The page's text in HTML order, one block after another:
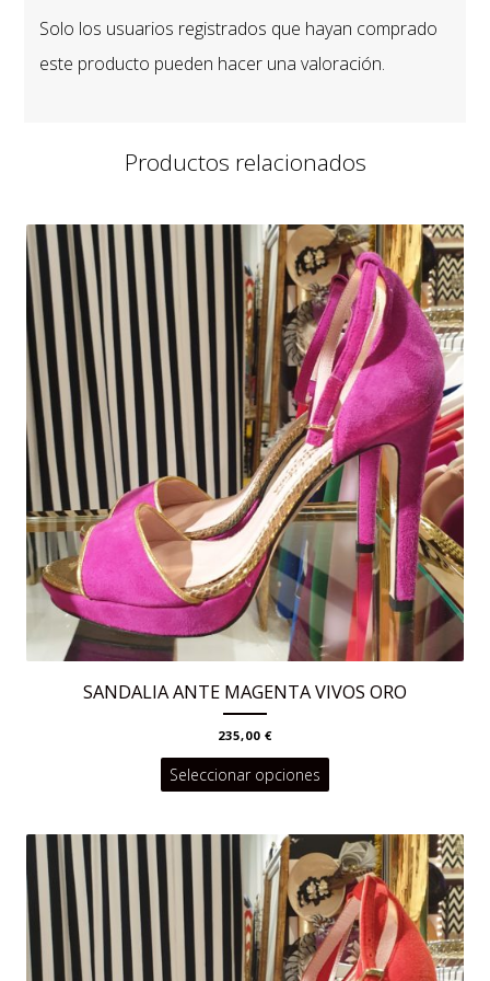
Solo los usuarios registrados que hayan comprado
este producto pueden hacer una valoración.
Productos relacionados
SANDALIA ANTE MAGENTA VIVOS ORO
235,00 €
Seleccionar opciones
tiene
múltiples
variantes.
Las
opciones